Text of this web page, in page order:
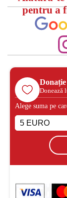
pentru a
Donează
Alege suma pe